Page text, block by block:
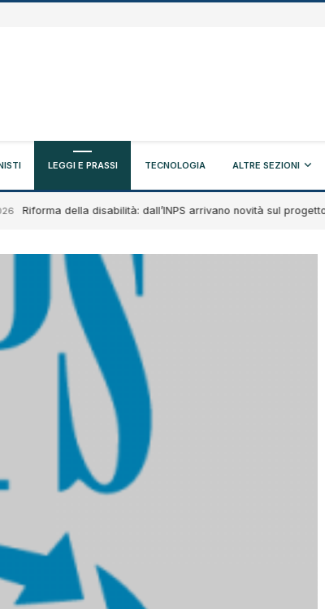
LEGGI E PRASSI TECNOLOGIA ALTRE SEZIONI
della disabilità: dall’INPS arrivano novità sul progetto di vita